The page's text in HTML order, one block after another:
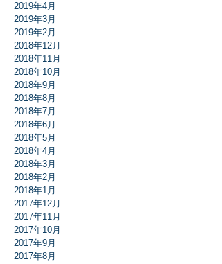
2019年4月
2019年3月
2019年2月
2018年12月
2018年11月
2018年10月
2018年9月
2018年8月
2018年7月
2018年6月
2018年5月
2018年4月
2018年3月
2018年2月
2018年1月
2017年12月
2017年11月
2017年10月
2017年9月
2017年8月